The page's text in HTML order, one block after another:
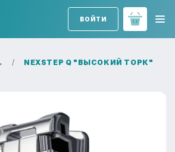
ВОЙТИ
NEXSTEP Q "ВЫСОКИЙ ТОРК"